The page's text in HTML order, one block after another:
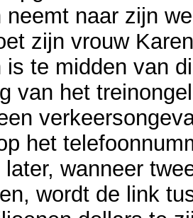
neemt naar zijn
zijn vrouw
is te midden van
van het
het
later, wanneer
wordt de link